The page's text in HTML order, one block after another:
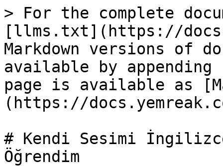
> For the complete
[llms.txt](https://
Markdown versions of
available by
page is available as
(https://
# Kendi Sesimi
Öğrendim